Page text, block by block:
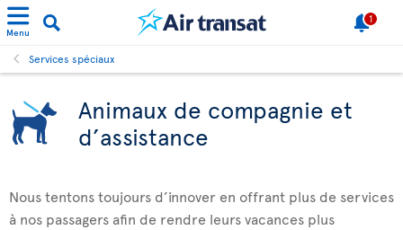
Menu
1
Services spéciaux
Animaux de compagnie et
d’assistance
Nous tentons toujours d’innover en offrant plus de services
à nos passagers afin de rendre leurs vacances plus